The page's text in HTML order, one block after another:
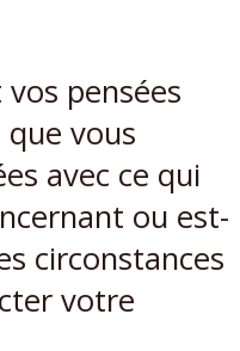
pensées
vous
avec ce qui
ou est-
circonstances
votre